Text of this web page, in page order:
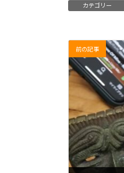
カテゴリー
前の記事